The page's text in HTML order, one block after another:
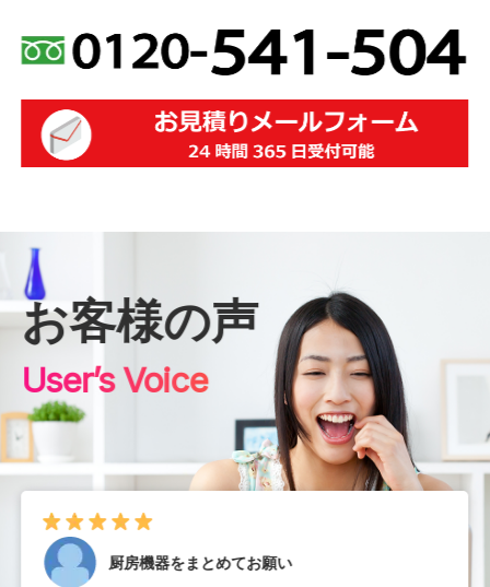
お客様の声
User’s Voice
厨房機器をまとめてお願い